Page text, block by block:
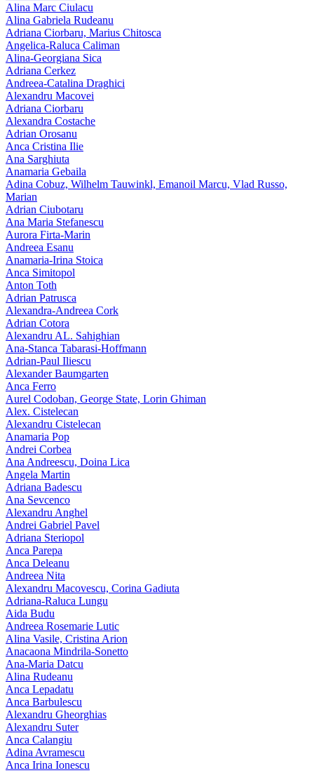
Alina Marc Ciulacu
Alina Gabriela Rudeanu
Adriana Ciorbaru, Marius Chitosca
Angelica-Raluca Caliman
Alina-Georgiana Sica
Adriana Cerkez
Andreea-Catalina Draghici
Alexandru Macovei
Adriana Ciorbaru
Alexandra Costache
Adrian Orosanu
Anca Cristina Ilie
Ana Sarghiuta
Anamaria Gebaila
Adina Cobuz, Wilhelm Tauwinkl, Emanoil Marcu, Vlad Russo,
Marian
Adrian Ciubotaru
Ana Maria Stefanescu
Aurora Firta-Marin
Andreea Esanu
Anamaria-Irina Stoica
Anca Simitopol
Anton Toth
Adrian Patrusca
Alexandra-Andreea Cork
Adrian Cotora
Alexandru AL. Sahighian
Ana-Stanca Tabarasi-Hoffmann
Adrian-Paul Iliescu
Alexander Baumgarten
Anca Ferro
Aurel Codoban, George State, Lorin Ghiman
Alex. Cistelecan
Alexandru Cistelecan
Anamaria Pop
Andrei Corbea
Ana Andreescu, Doina Lica
Angela Martin
Adriana Badescu
Ana Sevcenco
Alexandru Anghel
Andrei Gabriel Pavel
Adriana Steriopol
Anca Parepa
Anca Deleanu
Andreea Nita
Alexandru Macovescu, Corina Gadiuta
Adriana-Raluca Lungu
Aida Budu
Andreea Rosemarie Lutic
Alina Vasile, Cristina Arion
Anacaona Mindrila-Sonetto
Ana-Maria Datcu
Alina Rudeanu
Anca Lepadatu
Anca Barbulescu
Alexandru Gheorghias
Alexandru Suter
Anca Calangiu
Adina Avramescu
Anca Irina Ionescu